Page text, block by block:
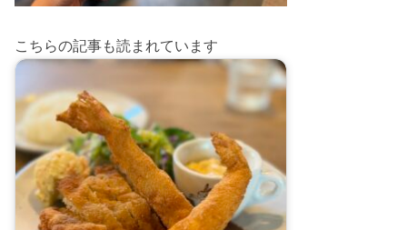
こちらの記事も読まれています